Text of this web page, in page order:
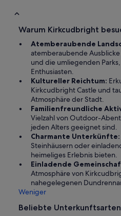
Warum Kirkcudbright
Atemberaubende
atemberaubende
und die umliegenden
Enthusiasten.
Kultureller Reichtum:
Kirkcudbright Castle und
Atmosphäre der Stadt.
Familienfreundliche
Vielzahl von Outdoor-
jeden Alters geeignet sind.
Charmante Unterkünfte:
Steinhäusern oder
heimeliges Erlebnis bieten.
Einladende
Atmosphäre von
nahegelegenen
Weniger
Beliebte